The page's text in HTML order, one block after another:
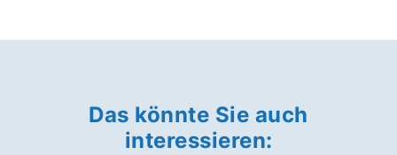
Das könnte Sie auch
interessieren: